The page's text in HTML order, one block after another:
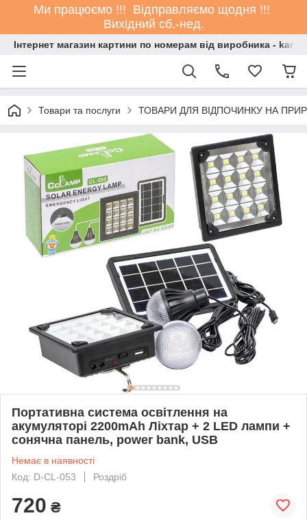
Ми працюємо !!! Відправляємо щодня !!!
Вихідний сб.-нед.
Інтернет магазин картини по номерам від виробника -
Товари та послуги ТОВАРИ ДЛЯ ВІДПОЧИНКУ НА
Портативна система освітлення на
акумуляторі 2200mAh Ліхтар + 2 LED лампи +
сонячна панель, power bank, USB
Немає в наявності
Код: D-CL-053
Роздріб
720 ₴